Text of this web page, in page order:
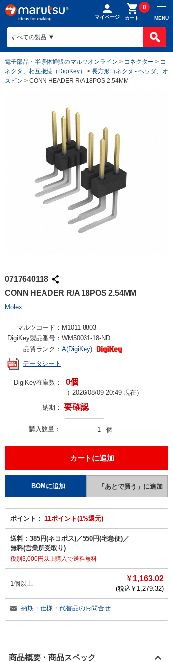
マイページ カート
0
MENU
電子部品・半導体通販のマルツオンライン > コネクター > コ
ネクタ、相互接続（DigiKey）
> 長方形コネクタ - ヘッダ、オ
スピン > CONN HEADER R/A 18POS 2.54MM
0717640118
CONN HEADER R/A 18POS 2.54MM
Molex
マルツコード： M1011-8803
DigiKey製品番号： WM50031-18-ND
品質ランク： A(DigiKey)
データシート
DigiKey在庫数： 0個
（ 2026/08/09 20:49 現在）
納期： 要確認
購入数量 個
ポイント： 11ポイント(1%還元)
送料： 385円(ネコポス)／550円(宅急便)／
無料(営業所受取り)
税別3,000円以上購入で送料無料
1個以上
￥1,163.02
(税込￥ 1,279.32)
納期・仕様・代替品のお問合せ
商品概要・商品スペック